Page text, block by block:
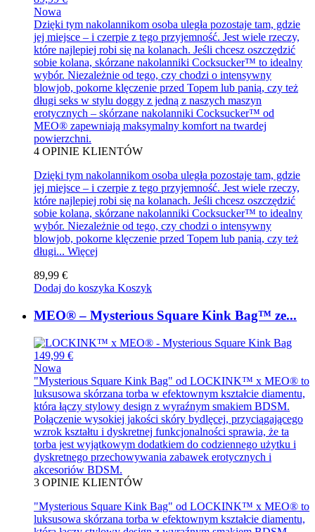
Nowa
Dzięki tym nakolannikom osoba uległa pozostaje tam, gdzie
jej miejsce – i czerpie z tego przyjemność. Jest wiele rzeczy,
które najlepiej robi się na kolanach. Jeśli chcesz oszczędzić
sobie kolana, skórzane nakolanniki Cocksucker™ to idealny
wybór. Niezależnie od tego, czy chodzi o intensywny
blowjob, pokorne klęczenie przed Topem lub panią, czy też
długi seks w stylu doggy z jedną z naszych maszyn
erotycznych – skórzane nakolanniki Cocksucker™ od
MEO® zapewniają maksymalny komfort na twardej
powierzchni.
4 OPINIE KLIENTÓW
Dzięki tym nakolannikom osoba uległa pozostaje tam, gdzie
jej miejsce – i czerpie z tego przyjemność. Jest wiele rzeczy,
które najlepiej robi się na kolanach. Jeśli chcesz oszczędzić
sobie kolana, skórzane nakolanniki Cocksucker™ to idealny
wybór. Niezależnie od tego, czy chodzi o intensywny
blowjob, pokorne klęczenie przed Topem lub panią, czy też
długi... Więcej
89,99 €
Dodaj do koszyka Koszyk
MEO® – Mysterious Square Kink Bag™ ze...
149,99 €
Nowa
"Mysterious Square Kink Bag" od LOCKINK™ x MEO® to
luksusowa skórzana torba w efektownym kształcie diamentu,
która łączy stylowy design z wyraźnym smakiem BDSM.
Połączenie wysokiej jakości skóry bydlęcej, przyciągającego
wzrok kształtu i dyskretnej funkcjonalności sprawia, że ta
torba jest wyjątkowym dodatkiem do codziennego użytku i
dyskretnego przechowywania zabawek erotycznych i
akcesoriów BDSM.
3 OPINIE KLIENTÓW
"Mysterious Square Kink Bag" od LOCKINK™ x MEO® to
luksusowa skórzana torba w efektownym kształcie diamentu,